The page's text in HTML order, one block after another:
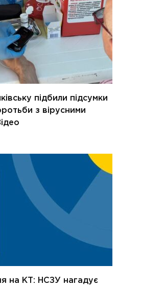
підбили підсумки
з вірусними
на КТ: НСЗУ нагадує